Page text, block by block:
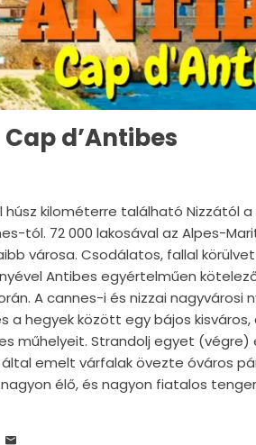
d’Antibes
húsz kilométerre található Nizzától
tól. 72 000 lakosával az Alpes-
városa. Csodálatos, fallal
Antibes egyértelműen
A cannes-i és nizzai
a hegyek között egy bájos kisváros,
műhelyeit. Strandolj egyet
emelt várfalak övezte óváros
élő, és nagyon fiatalos